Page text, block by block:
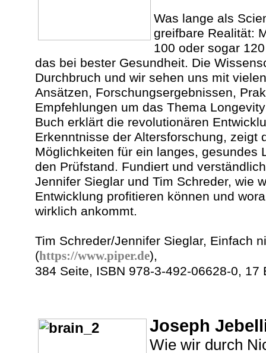
Was lange als
greifbare Realität:
100 oder sogar
das bei bester Gesundheit. Die
Durchbruch und wir sehen uns mit
Ansätzen, Forschungsergebnissen,
Empfehlungen um das Thema
Buch erklärt die revolutionären
Erkenntnisse der Altersforschung, zeigt
Möglichkeiten für ein langes, gesundes
den Prüfstand. Fundiert und
Jennifer Sieglar und Tim Schreder, wie
Entwicklung profitieren können und
wirklich ankommt.
Tim Schreder/Jennifer Sieglar, Einfach
(https://www.piper.de),
384 Seite, ISBN 978-3-492-06628-0, 17
Joseph
Wie wir durch